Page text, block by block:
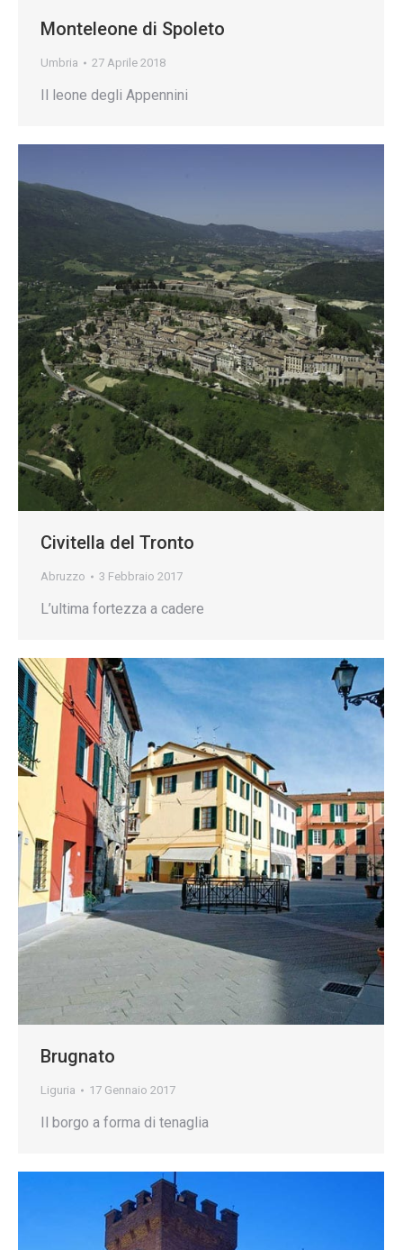
Monteleone di Spoleto
Umbria 27 Aprile 2018
Il leone degli Appennini
Civitella del Tronto
Abruzzo 3 Febbraio 2017
L’ultima fortezza a cadere
Brugnato
Liguria 17 Gennaio 2017
Il borgo a forma di tenaglia